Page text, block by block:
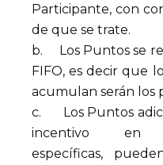
Participante, con
de que se trate.
b. Los Puntos se
FIFO, es decir que
acumulan serán los
c. Los Puntos
incentivo en
específicas,